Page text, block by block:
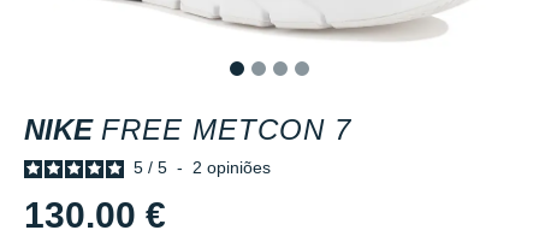
NIKE FREE METCON 7
5 / 5 - 2 opiniões
130.00 €